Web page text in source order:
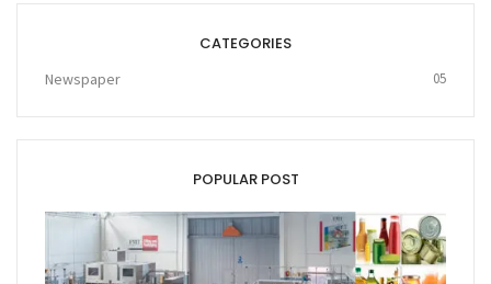
CATEGORIES
Newspaper 05
POPULAR POST